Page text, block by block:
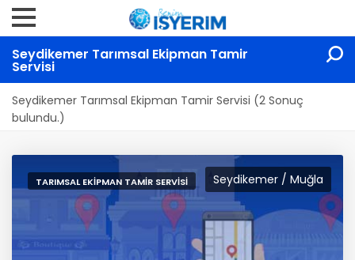
Seydikemer Tarımsal Ekipman Tamir
Servisi
Seydikemer Tarımsal Ekipman Tamir Servisi (2 Sonuç
bulundu.)
Seydikemer / Muğla
TARIMSAL EKIPMAN TAMIR SERVISI